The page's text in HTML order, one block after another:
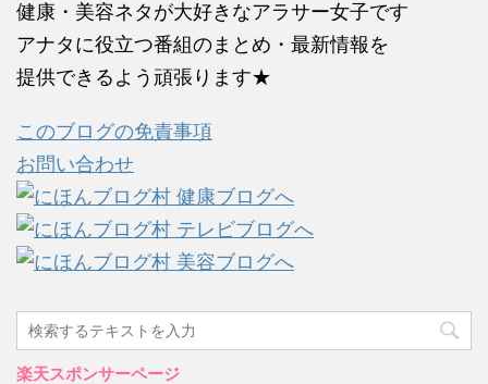
健康・美容ネタが大好きなアラサー女子です
アナタに役立つ番組のまとめ・最新情報を
提供できるよう頑張ります★
このブログの免責事項
お問い合わせ
楽天スポンサーページ